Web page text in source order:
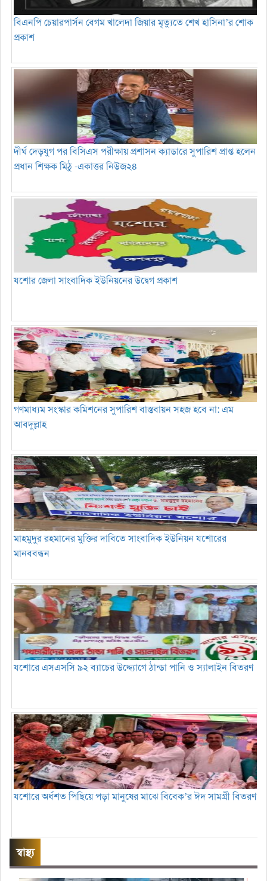
বিএনপি চেয়ারপার্সন বেগম খালেদা জিয়ার মৃত্যুতে শেখ হাসিনা’র শোক
প্রকাশ
দীর্ঘ দেড়যুগ পর বিসিএস পরীক্ষায় প্রশাসন ক্যাডারে সুপারিশ প্রাপ্ত হলেন
প্রধান শিক্ষক মিঠু -একাত্তর নিউজ২৪
যশোর জেলা সাংবাদিক ইউনিয়নের উদ্বেগ প্রকাশ
গণমাধ্যম সংস্কার কমিশনের সুপারিশ বাস্তবায়ন সহজ হবে না: এম
আবদুল্লাহ
মাহমুদুর রহমানের মুক্তির দাবিতে সাংবাদিক ইউনিয়ন যশোরের
মানববন্ধন
যশোরে এসএসসি ৯২ ব্যাচের উদ্দ্যোগে ঠান্ডা পানি ও স্যালাইন বিতরণ
যশোরে অর্ধশত পিছিয়ে পড়া মানুষের মাঝে বিবেক’র ঈদ সামগ্রী বিতরণ
স্বাস্থ্য